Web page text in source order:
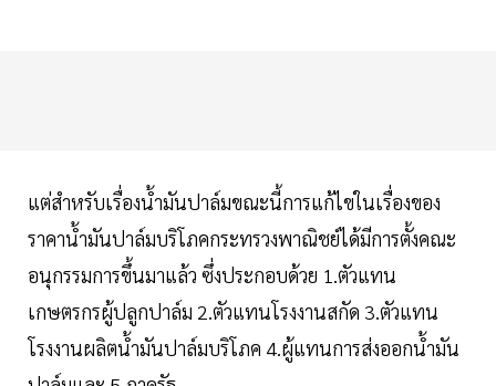
แต่สำหรับเรื่องน้ำมันปาล์มขณะนี้การแก้ไขในเรื่องของ
ราคาน้ำมันปาล์มบริโภคกระทรวงพาณิชย์ได้มีการตั้งคณะ
อนุกรรมการขึ้นมาแล้ว ซึ่งประกอบด้วย 1.ตัวแทน
เกษตรกรผู้ปลูกปาล์ม 2.ตัวแทนโรงงานสกัด 3.ตัวแทน
โรงงานผลิตน้ำมันปาล์มบริโภค 4.ผู้แทนการส่งออกน้ำมัน